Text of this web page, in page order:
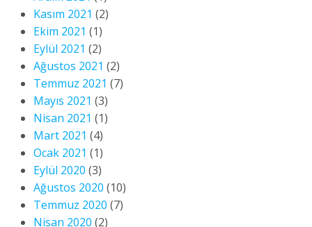
Kasım 2021 (2)
Ekim 2021 (1)
Eylül 2021 (2)
Ağustos 2021 (2)
Temmuz 2021 (7)
Mayıs 2021 (3)
Nisan 2021 (1)
Mart 2021 (4)
Ocak 2021 (1)
Eylül 2020 (3)
Ağustos 2020 (10)
Temmuz 2020 (7)
Nisan 2020 (2)